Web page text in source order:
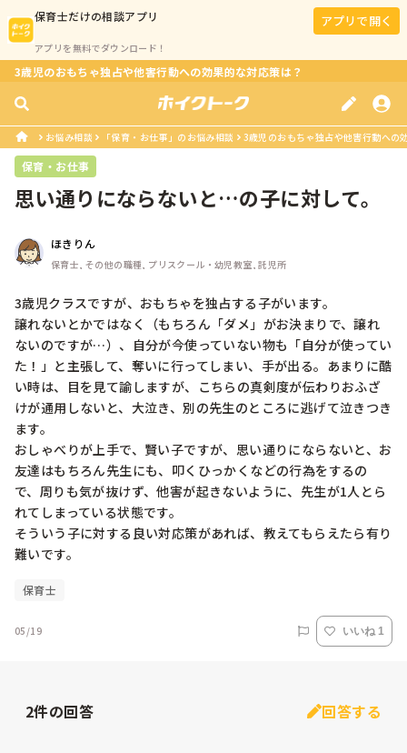
保育士だけの相談アプリ
アプリを無料でダウンロード！
アプリで開く
3歳児のおもちゃ独占や他害行動への効果的な対応策は？
お悩み相談 「保育・お仕事」のお悩み相談 3歳児のおもちゃ独占や他害行動への
保育・お仕事
思い通りにならないと…の子に対して。
ほきりん
保育士, その他の職種, プリスクール・幼児教室, 託児所
3歳児クラスですが、おもちゃを独占する子がいます。
譲れないとかではなく（もちろん「ダメ」がお決まりで、譲れ
ないのですが…）、自分が今使っていない物も「自分が使ってい
た！」と主張して、奪いに行ってしまい、手が出る。あまりに酷
い時は、目を見て諭しますが、こちらの真剣度が伝わりおふざ
けが通用しないと、大泣き、別の先生のところに逃げて泣きつき
ます。
おしゃべりが上手で、賢い子ですが、思い通りにならないと、お
友達はもちろん先生にも、叩くひっかくなどの行為をするの
で、周りも気が抜けず、他害が起きないように、先生が1人とら
れてしまっている状態です。
そういう子に対する良い対応策があれば、教えてもらえたら有り
難いです。
保育士
05/19 いいね 1
2件の回答 回答する